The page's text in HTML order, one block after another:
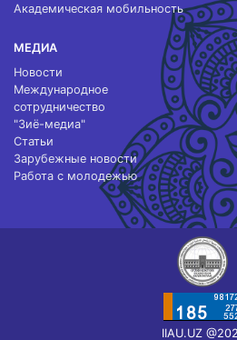
Академическая мобильность
МЕДИА
Новости
Международное
сотрудничество
"Зиё-медиа"
Статьи
Зарубежные новости
Работа с молодежью
IIAU.UZ